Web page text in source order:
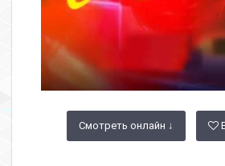
Смотреть онлайн ↓